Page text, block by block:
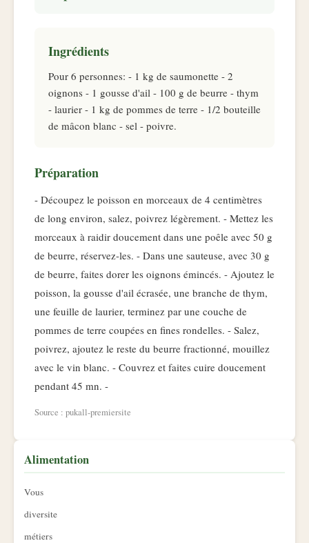
Ingrédients
Pour 6 personnes: - 1 kg de saumonette - 2
oignons - 1 gousse d'ail - 100 g de beurre - thym
- laurier - 1 kg de pommes de terre - 1/2 bouteille
de mâcon blanc - sel - poivre.
Préparation
- Découpez le poisson en morceaux de 4 centimètres
de long environ, salez, poivrez légèrement. - Mettez les
morceaux à raidir doucement dans une poêle avec 50 g
de beurre, réservez-les. - Dans une sauteuse, avec 30 g
de beurre, faites dorer les oignons émincés. - Ajoutez le
poisson, la gousse d'ail écrasée, une branche de thym,
une feuille de laurier, terminez par une couche de
pommes de terre coupées en fines rondelles. - Salez,
poivrez, ajoutez le reste du beurre fractionné, mouillez
avec le vin blanc. - Couvrez et faites cuire doucement
pendant 45 mn. -
Source : pukall-premiersite
Alimentation
Vous
diversite
métiers